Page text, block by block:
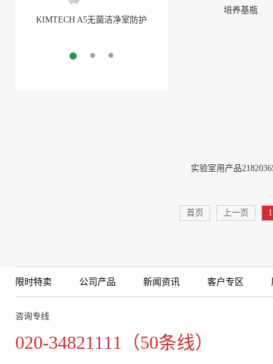
KIMTECH A5无菌洁净室防护
培养基瓶
实验室用产品
首页 上一页 1
限时特卖 公司产品 新闻资讯 客户专区
咨询专线
020-34821111（50条线）